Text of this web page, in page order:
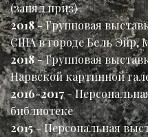
(занял приз)
2018- Групповая
США в городе Бель Эйр,
2018- Групповая
Нарвской картинной
2016-2017-
библиотеке
2015- Персональная